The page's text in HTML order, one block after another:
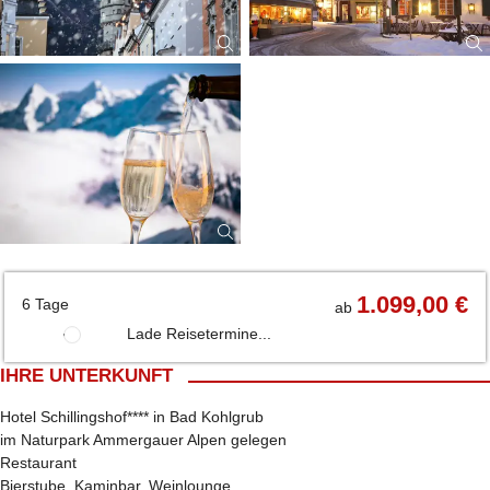
6 Tage ab 1.099,00 €
Lade Reisetermine...
IHRE UNTERKUNFT
Hotel Schillingshof**** in Bad Kohlgrub
im Naturpark Ammergauer Alpen gelegen
Restaurant
Bierstube, Kaminbar, Weinlounge